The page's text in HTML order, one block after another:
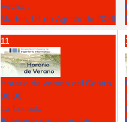
Fecha :
Martes, 04 de Agosto de 2026
11
Horario de verano del Centro
08:00
La Escuela